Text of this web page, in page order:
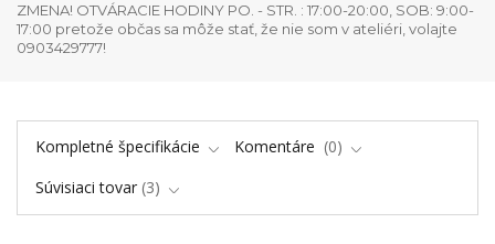
ZMENA! OTVÁRACIE HODINY PO. - STR. : 17:00-20:00, SOB: 9:00-
17:00 pretože občas sa môže stať, že nie som v ateliéri, volajte
0903429777!
Kompletné špecifikácie Komentáre
0
Súvisiaci tovar 3